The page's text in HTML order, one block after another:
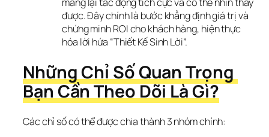
được. Đây chính là bước khẳng định giá trị và
chứng minh ROI cho khách hàng, hiện thực
hóa lời hứa “Thiết Kế Sinh Lời”.
Những Chỉ Số Quan Trọng
Bạn Cần Theo Dõi Là Gì?
Các chỉ số có thể được chia thành 3 nhóm chính: